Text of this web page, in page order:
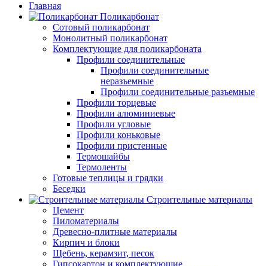
Главная
Поликарбонат
Сотовый поликарбонат
Монолитный поликарбонат
Комплектующие для поликарбоната
Профили соединительные
Профили соединительные
неразъемные
Профили соединительные разъемные
Профили торцевые
Профили алюминиевые
Профили угловые
Профили коньковые
Профили пристенные
Термошайбы
Термоленты
Готовые теплицы и грядки
Беседки
Строительные материалы
Цемент
Пиломатериалы
Древесно-плитные материалы
Кирпич и блоки
Щебень, керамзит, песок
Гипсокартон и комплектующие